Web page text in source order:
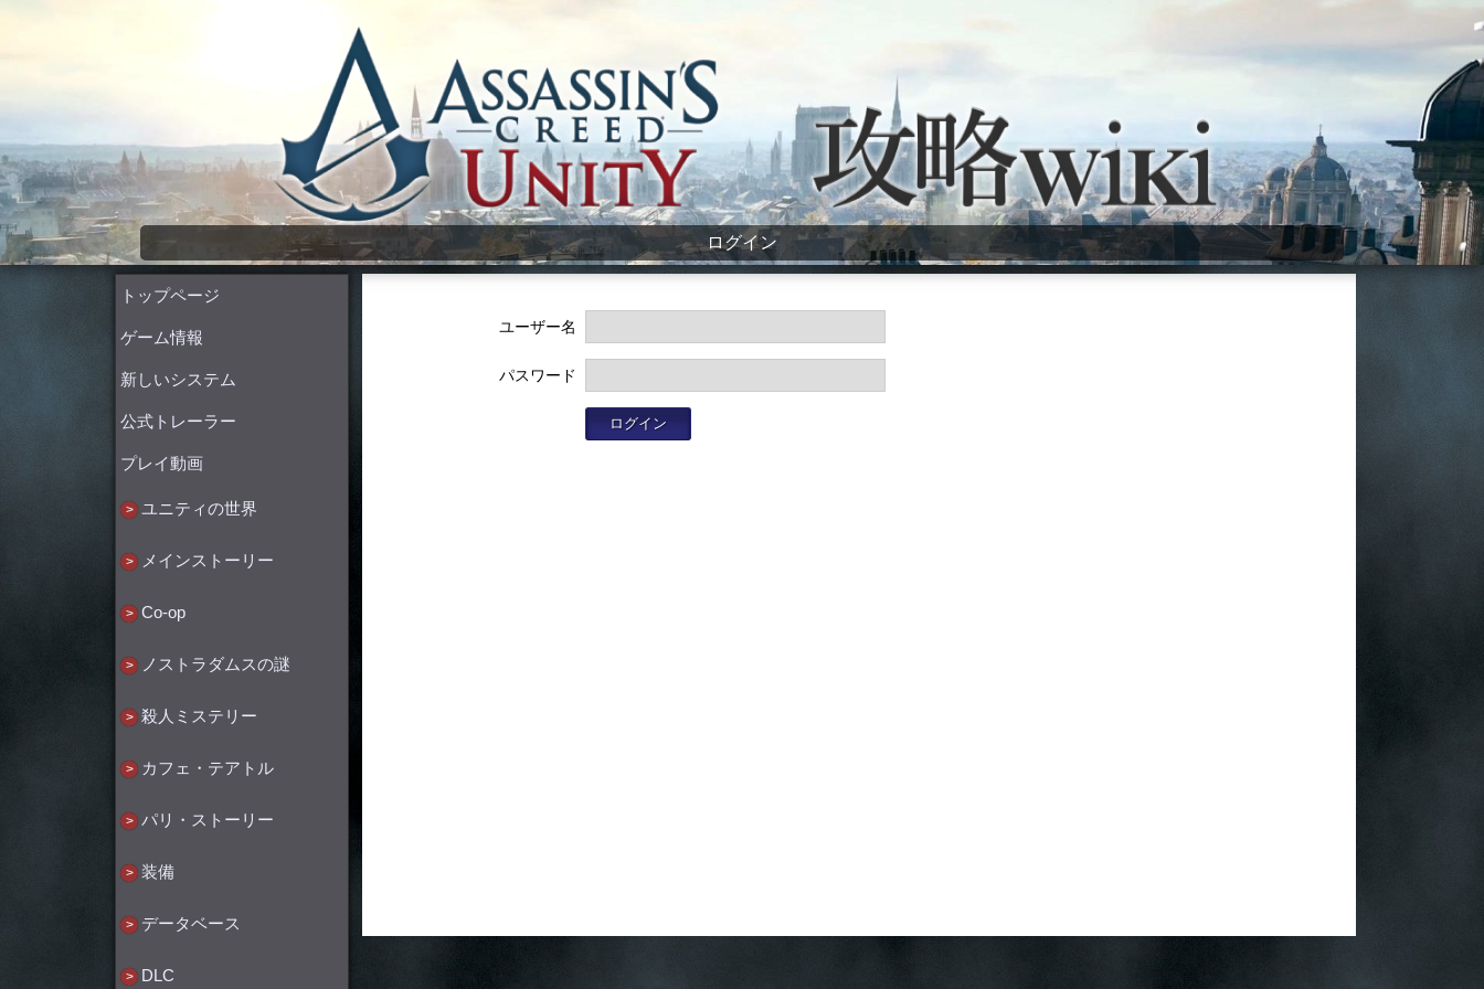
ログイン
ユーザー名
パスワード
トップページ
ゲーム情報
新しいシステム
公式トレーラー
プレイ動画
ユニティの世界
メインストーリー
Co-op
ノストラダムスの謎
殺人ミステリー
カフェ・テアトル
パリ・ストーリー
装備
データベース
DLC